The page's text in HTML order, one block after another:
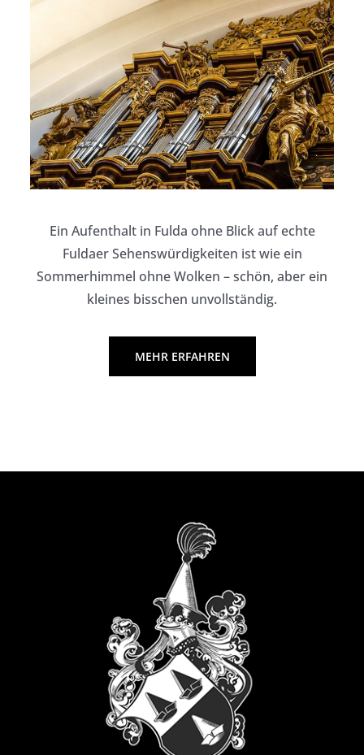
Ein Aufenthalt in Fulda ohne Blick auf echte
Fuldaer Sehenswürdigkeiten ist wie ein
Sommerhimmel ohne Wolken – schön, aber ein
kleines bisschen unvollständig.
MEHR ERFAHREN